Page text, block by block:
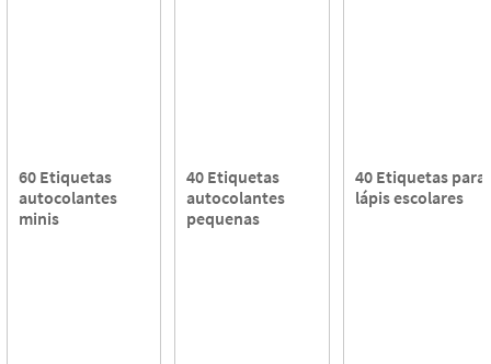
60 Etiquetas
autocolantes
minis
40 Etiquetas
autocolantes
pequenas
40 Etiquetas para
lápis escolares